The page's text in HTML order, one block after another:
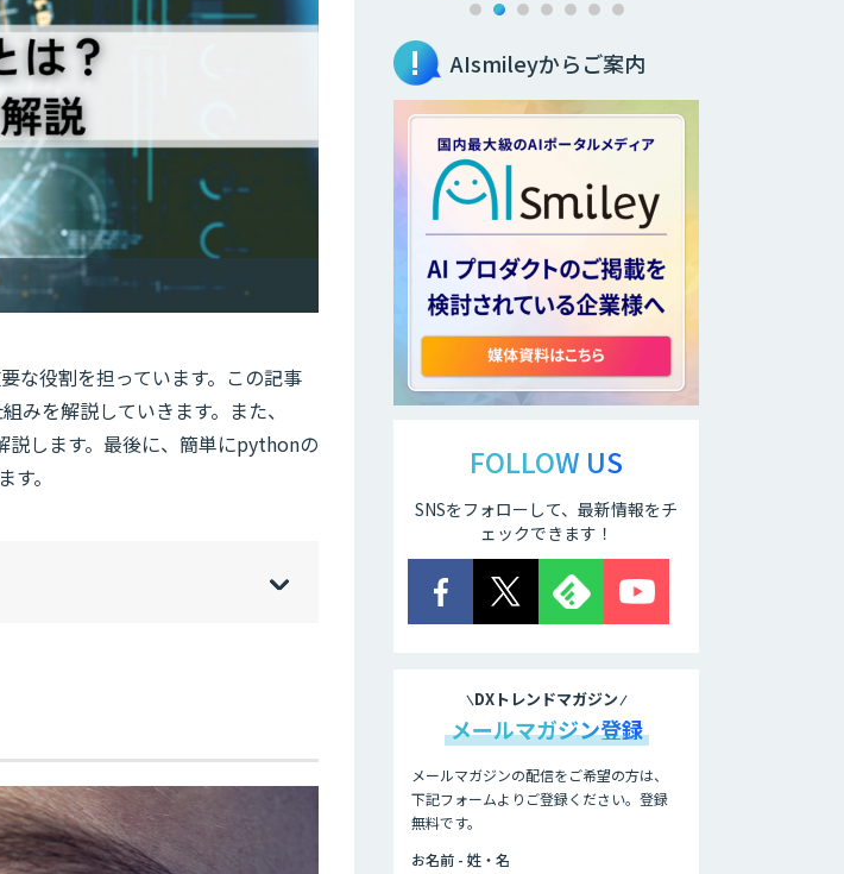
な役割を担っています。この記事
みを解説していきます。また、
説します。最後に、簡単にpythonの
。
[hi
]
[sh
]
AIsmileyからご案内
FOLLOW US
SNSをフォローして、最新情報をチ
ェックできます！
DXトレンドマガジン
メールマガジン登録
メールマガジンの配信をご希望の方は、
下記フォームよりご登録ください。登録
無料です。
お名前 - 姓・名